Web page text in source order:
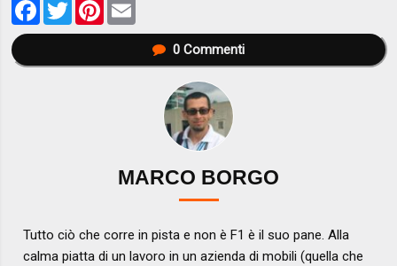
0Commenti
MARCO BORGO
Tutto ciò che corre in pista e non è F1 è il suo pane. Alla
calma piatta di un lavoro in un azienda di mobili (quella che